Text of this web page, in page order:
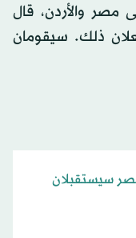
والأردن، قال
ذلك. سيقومان
سيستقبلان